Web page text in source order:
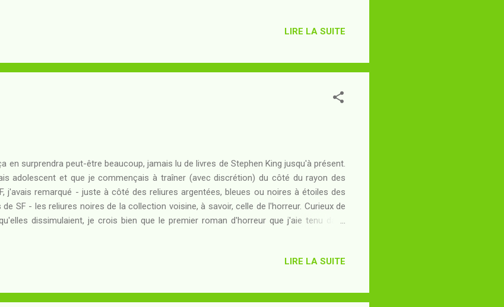
décider de se jeter dans la bataille une dernière fois, au péril de sa vie et peut-être
? Et si ce moyen est-il à porté...
LIRE LA SUITE
en surprendra peut-être beaucoup, jamais lu de livres de Stephen King jusqu'à présent.
adolescent et que je commençais à traîner (avec discrétion) du côté du rayon des
j'avais remarqué - juste à côté des reliures argentées, bleues ou noires à étoiles des
SF - les reliures noires de la collection voisine, à savoir, celle de l'horreur. Curieux de
dissimulaient, je crois bien que le premier roman d'horreur que j'aie tenu dans
j'avais été jusqu'à feuilleter l'un ou l'autre de ces livres : cela m'avait suffi à
échos inté...
LIRE LA SUITE